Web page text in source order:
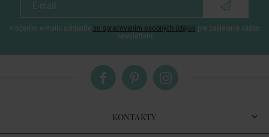
vložením e-mailu súhlasíte so spracovaním osobných údajov pre zasielanie nášho
newsletteru
KONTAKTY